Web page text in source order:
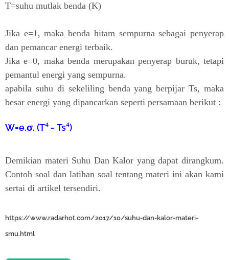
T=suhu mutlak benda (K)
Jika e=1, maka benda hitam sempurna sebagai penyerap
dan pemancar energi terbaik.
Jika e=0, maka benda merupakan penyerap buruk, tetapi
pemantul energi yang sempurna.
apabila suhu di sekeliling benda yang berpijar Ts, maka
besar energi yang dipancarkan seperti persamaan berikut :
W=e.σ. (T⁴ - Ts⁴)
Demikian materi Suhu Dan Kalor yang dapat dirangkum.
Contoh soal dan latihan soal tentang materi ini akan kami
sertai di artikel tersendiri.
https://www.radarhot.com/2017/10/suhu-dan-kalor-materi-
smu.html